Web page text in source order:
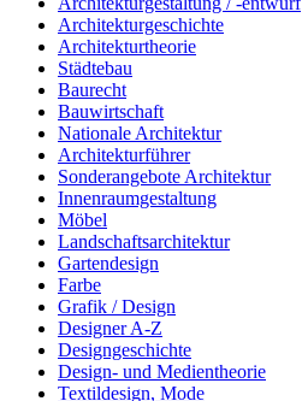
Architekturgeschichte
Architekturtheorie
Städtebau
Baurecht
Bauwirtschaft
Nationale Architektur
Architekturführer
Sonderangebote Architektur
Innenraumgestaltung
Möbel
Landschaftsarchitektur
Gartendesign
Farbe
Grafik / Design
Designer A-Z
Designgeschichte
Design- und Medientheorie
Textildesign, Mode